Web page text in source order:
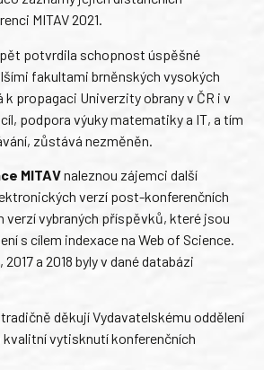
MITAV 2021.
potvrdila schopnost úspěšné
fakultami brněnských vysokých
propagaci Univerzity obrany v ČR i v
podpora výuky matematiky a IT, a tím
zůstává nezměněn.
MITAVnaleznou zájemci další
verzí post-konferenčních
verzí vybraných příspěvků, které jsou
s cílem indexace na Web of Science.
2017 a 2018 byly v dané databázi
děkují Vydavatelskému oddělení
kvalitní vytisknutí konferenčních